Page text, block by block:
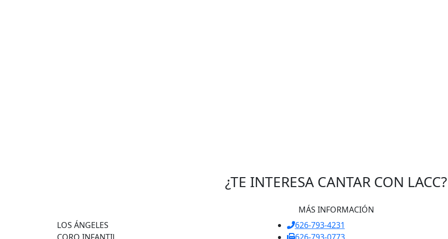
¿TE INTERESA CANTAR CON LACC?
MÁS INFORMACIÓN
LOS ÁNGELES
626-793-4231